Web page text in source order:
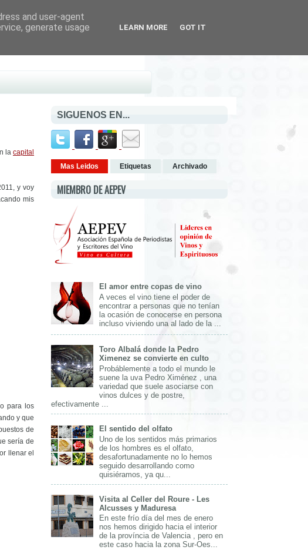
lacapital
y voy
mis
para los
y que
de
sería de
llenar el
SIGUENOS EN...
Mas Leidos Etiquetas Archivado
MIEMBRO DE AEPEV
El amor entre copas de vino
A veces el vino tiene el poder de
encontrar a personas que no tenían
la ocasión de conocerse en persona
incluso viviendo una al lado de la ...
Toro Albalá donde la Pedro
Ximenez se convierte en culto
Probáblemente a todo el mundo le
suene la uva Pedro Ximénez , una
variedad que suele asociarse con
vinos dulces y de postre,
efectivamente ...
El sentido del olfato
Uno de los sentidos más primarios
de los hombres es el olfato,
desafortunadamente no lo hemos
seguido desarrollando como
quisiéramos, ya qu...
Visita al Celler del Roure - Les
Alcusses y Maduresa
En este frío día del mes de enero
nos hemos dirigido hacia el interior
de la província de Valencia , pero en
este caso hacia la zona Sur-Oes...
and user-agent
generate usage
LEARN MORE GOT IT